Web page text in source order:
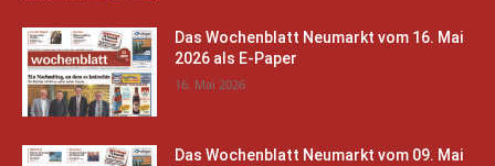
Das Wochenblatt Neumarkt vom 16. Mai
2026 als E-Paper
16. Mai 2026
Das Wochenblatt Neumarkt vom 09. Mai